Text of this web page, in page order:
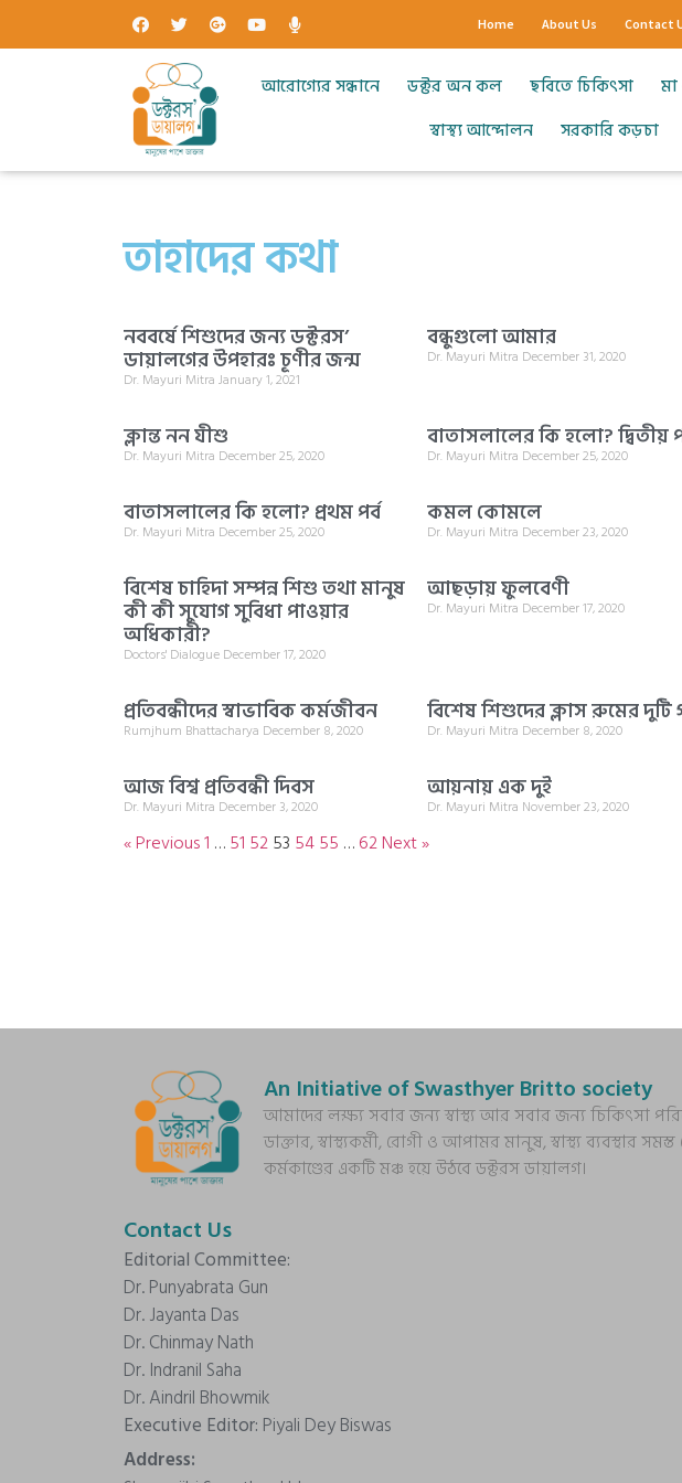
Home About Us Contact
আরোগ্যের সন্ধানে ডক্টর অন কল ছবিতে চিকিৎসা
স্বাস্থ্য আন্দোলন
সরকারি কড়চা
তাহাদের কথা
নববর্ষে শিশুদের জন্য ডক্টরস’
ডায়ালগের উপহারঃ চূণীর জন্ম
Dr. Mayuri Mitra January 1, 2021
বন্ধুগুলো আমার
Dr. Mayuri Mitra December 31, 2020
ক্লান্ত নন যীশু
Dr. Mayuri Mitra December 25, 2020
বাতাসলালের কি হলো? দ্বিতীয়
Dr. Mayuri Mitra December 25, 2020
বাতাসলালের কি হলো? প্রথম পর্ব
Dr. Mayuri Mitra December 25, 2020
কমল কোমলে
Dr. Mayuri Mitra December 23, 2020
বিশেষ চাহিদা সম্পন্ন শিশু তথা মানুষ
কী কী সুযোগ সুবিধা পাওয়ার
অধিকারী?
Doctors' Dialogue December 17, 2020
আছড়ায় ফুলবেণী
Dr. Mayuri Mitra December 17, 2020
প্রতিবন্ধীদের স্বাভাবিক কর্মজীবন
Rumjhum Bhattacharya December 8, 2020
বিশেষ শিশুদের ক্লাস রুমের দুটি
Dr. Mayuri Mitra December 8, 2020
আজ বিশ্ব প্রতিবন্ধী দিবস
Dr. Mayuri Mitra December 3, 2020
আয়নায় এক দুই
Dr. Mayuri Mitra November 23, 2020
« Previous1 …51 5253 5455 …62Next »
An Initiative of Swasthyer Britto society
আমাদের লক্ষ্য সবার জন্য স্বাস্থ্য আর সবার জন্য চিকিৎসা
ডাক্তার, স্বাস্থ্যকর্মী, রোগী ও আপামর মানুষ, স্বাস্থ্য ব্যবস্থার
কর্মকাণ্ডের একটি মঞ্চ হয়ে উঠবে ডক্টরস ডায়ালগ।
Contact Us
Editorial Committee:
Dr. Punyabrata Gun
Dr. Jayanta Das
Dr. Chinmay Nath
Dr. Indranil Saha
Dr. Aindril Bhowmik
Executive Editor: Piyali Dey Biswas
Address: